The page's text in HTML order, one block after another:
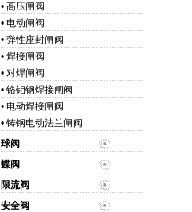
• 高压闸阀
• 电动闸阀
• 弹性座封闸阀
• 焊接闸阀
• 对焊闸阀
• 铬钼钢焊接闸阀
• 电动焊接闸阀
• 铸钢电动法兰闸阀
球阀
蝶阀
限流阀
安全阀